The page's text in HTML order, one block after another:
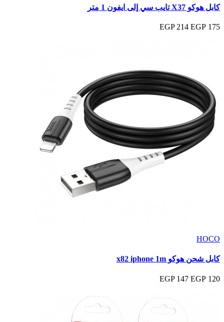
كابل هوكو X37 تايب سي إلى ايفون 1 متر
175 EGP
214 EGP
HOCO
كابل شحن هوكو x82 iphone 1m
120 EGP
147 EGP